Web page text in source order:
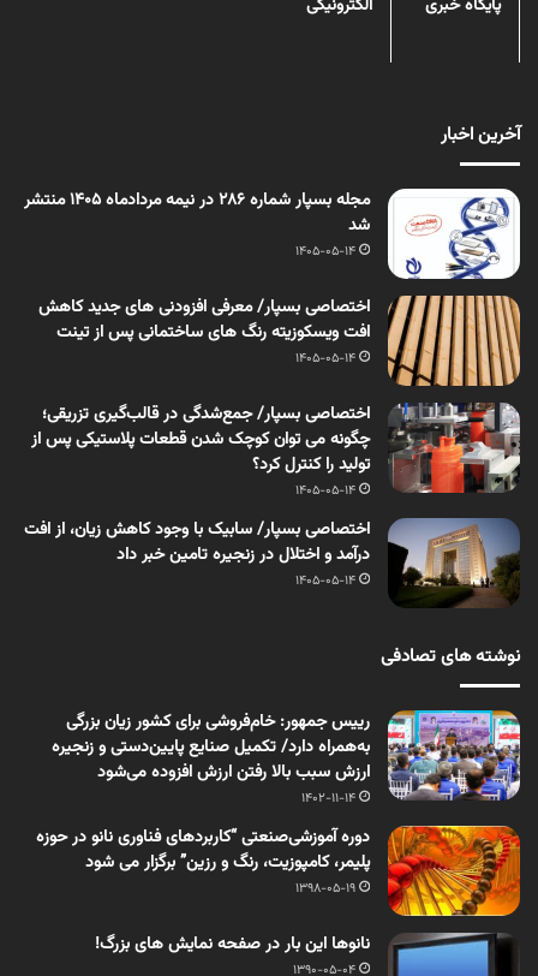
پایگاه خبری
الکترونیکی
آخرین اخبار
مجله بسپار شماره 286 در نیمه مردادماه 1405 منتشر
شد
1405-05-14
اختصاصی بسپار/ معرفی افزودنی های جدید کاهش
افت ویسکوزیته رنگ های ساختمانی پس از تینت
1405-05-14
اختصاصی بسپار/ جمع‌شدگی در قالب‌گیری تزریقی؛
چگونه می توان کوچک شدن قطعات پلاستیکی پس از
تولید را کنترل کرد؟
1405-05-14
اختصاصی بسپار/ سابیک با وجود کاهش زیان، از افت
درآمد و اختلال در زنجیره تامین خبر داد
1405-05-14
نوشته های تصادفی
رییس جمهور: خام‌فروشی برای کشور زیان بزرگی
به‌همراه دارد/ تکمیل صنایع پایین‌دستی و زنجیره
ارزش سبب بالا رفتن ارزش افزوده می‌شود
1402-11-14
دوره آموزشی‌صنعتی “کاربردهای فناوری نانو در حوزه
پلیمر، کامپوزیت، رنگ و رزین” برگزار می شود
1398-05-19
نانوها این بار در صفحه نمایش های بزرگ!
1390-05-04